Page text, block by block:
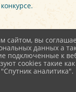
персональных
сайтом, вы
данных а
подключенные к
cookies такие как
аналитика".